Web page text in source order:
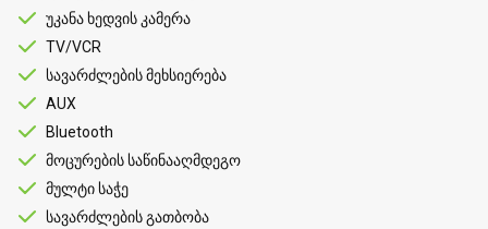
უკანა ხედვის კამერა
TV/VCR
სავარძლების მეხსიერება
AUX
Bluetooth
მოცურების საწინააღმდეგო
მულტი საჭე
სავარძლების გათბობა